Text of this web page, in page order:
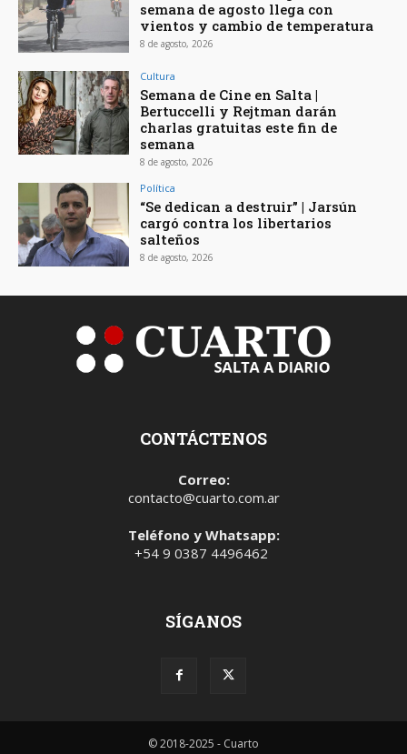
semana de agosto llega con
vientos y cambio de temperatura
8 de agosto, 2026
Cultura
Semana de Cine en Salta |
Bertuccelli y Rejtman darán
charlas gratuitas este fin de
semana
8 de agosto, 2026
Política
“Se dedican a destruir” | Jarsún
cargó contra los libertarios
salteños
8 de agosto, 2026
CONTÁCTENOS
Correo:
contacto@cuarto.com.ar
Teléfono y Whatsapp:
+54 9 0387 4496462
SÍGANOS
© 2018-2025 - Cuarto